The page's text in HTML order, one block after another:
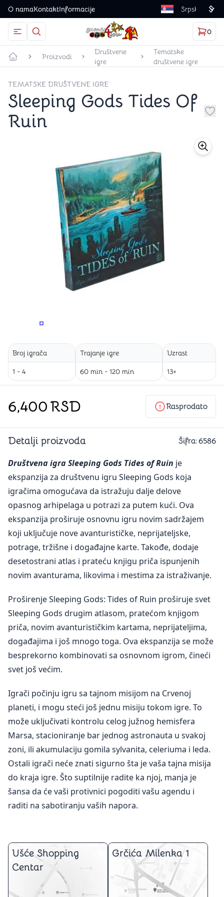
O namaKontaktInformacije Language
Otvorite meni
Dugme u obliku lupe predstavlja ikonicu za
Games4you logo
0
Početna strana
Proizvodi
Društvene
igre
Tematske
društvene igre
PROMENITE UGAO GLEDANJA
TEMATSKE DRUŠTVENE IGRE
Sleeping Gods Tides Of
Ruin
Broj igrača
1 - 4
Trajanje igre
60 min - 120 min
Uzrast
13+
6,400RSD Rasprodato
Detalji proizvoda Šifra:6586
Društvena igra Sleeping Gods Tides of Ruin je
ekspanzija za društvenu igru Sleeping Gods koja
igračima omogućava da istražuju dalje delove
opasnog arhipelaga u potrazi za putem kući. Ova
ekspanzija proširuje osnovnu igru novim sadržajem
koji uključuje nove avanturističke, neprijateljske,
potrage, tržišne i događajne karte. Takođe, dodaje
desetostrani atlas i prateću knjigu priča ispunjenih
novim avanturama, likovima i mestima za istraživanje.
Proširenje Sleeping Gods: Tides of Ruin proširuje svet
Sleeping Gods drugim atlasom, pratećom knjigom
priča, novim avanturističkim kartama, neprijateljima,
događajima i još mnogo toga. Ova ekspanzija se može
besprekorno kombinovati sa osnovnom igrom, čineći
svet još većim​.
Igrači počinju igru sa tajnom misijom na Crvenoj
planeti, i mogu steći još jednu misiju tokom igre. To
može uključivati kontrolu celog južnog hemisfera
Marsa, stacioniranje bar jednog astronauta u svakoj
zoni, ili akumulaciju gomila sylvanita, celeriuma i leda.
Ostali igrači neće znati sigurno šta je vaša tajna misija
do kraja igre. Što suptilnije radite ka njoj, manja je
šansa da će vaši protivnici pogoditi vašu agendu i
raditi na sabotiranju vaših napora.
Ušće Shopping
Centar
Grčića Milenka 1